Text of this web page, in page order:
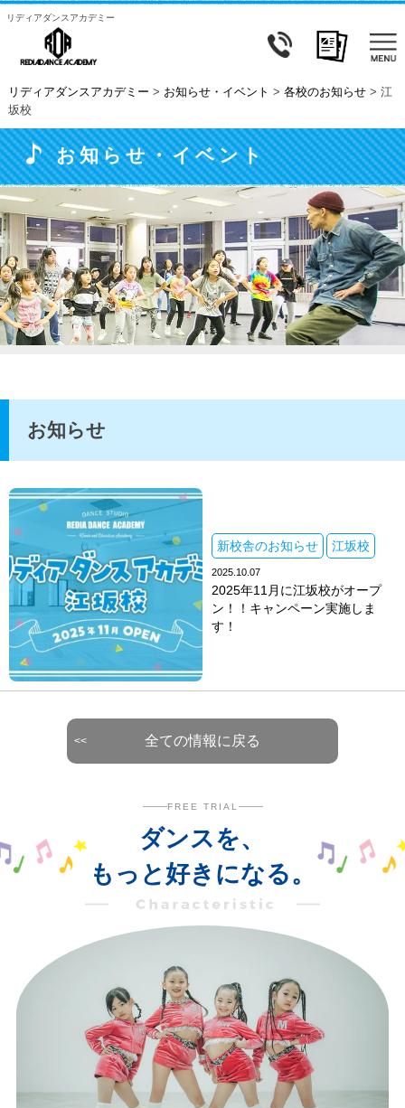
リディアダンスアカデミー
リディアダンスアカデミー > お知らせ・イベント > 各校のお知らせ> 江
坂校
お知らせ・イベント
お知らせ
新校舎のお知らせ 江坂校
2025.10.07
2025年11月に江坂校がオープ
ン！！キャンペーン実施しま
す！
全ての情報に戻る
FREE TRIAL
ダンスを、
もっと好きになる。